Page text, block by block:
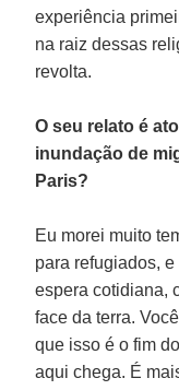
experiência
na raiz dessas
revolta.
O seu relato é
inundação de
Paris?
Eu morei muito
para refugiados,
espera cotidiana,
face da terra.
que isso é o fim
aqui chega. É